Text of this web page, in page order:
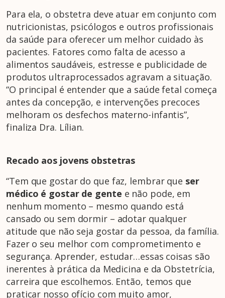
Para ela, o obstetra deve atuar em conjunto com
nutricionistas, psicólogos e outros profissionais
da saúde para oferecer um melhor cuidado às
pacientes. Fatores como falta de acesso a
alimentos saudáveis, estresse e publicidade de
produtos ultraprocessados agravam a situação.
“O principal é entender que a saúde fetal começa
antes da concepção, e intervenções precoces
melhoram os desfechos materno-infantis”,
finaliza Dra. Lílian.
Recado aos jovens obstetras
“Tem que gostar do que faz, lembrar que ser
médico é gostar de gente e não pode, em
nenhum momento – mesmo quando está
cansado ou sem dormir – adotar qualquer
atitude que não seja gostar da pessoa, da família.
Fazer o seu melhor com comprometimento e
segurança. Aprender, estudar…essas coisas são
inerentes à prática da Medicina e da Obstetrícia,
carreira que escolhemos. Então, temos que
praticar nosso ofício com muito amor,